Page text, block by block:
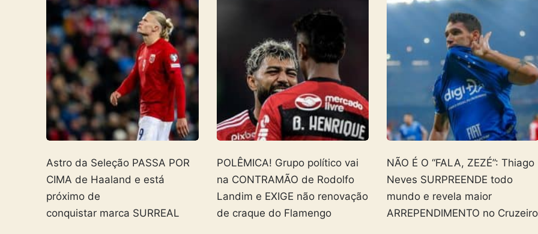
Astro da Seleção PASSA POR
CIMA de Haaland e está
próximo de
conquistar marca SURREAL
POLÊMICA! Grupo político vai
na CONTRAMÃO de Rodolfo
Landim e EXIGE não renovação
de craque do Flamengo
NÃO É O “FALA, ZEZÉ”: Thiago
Neves SURPREENDE todo
mundo e revela maior
ARREPENDIMENTO no Cruzeiro